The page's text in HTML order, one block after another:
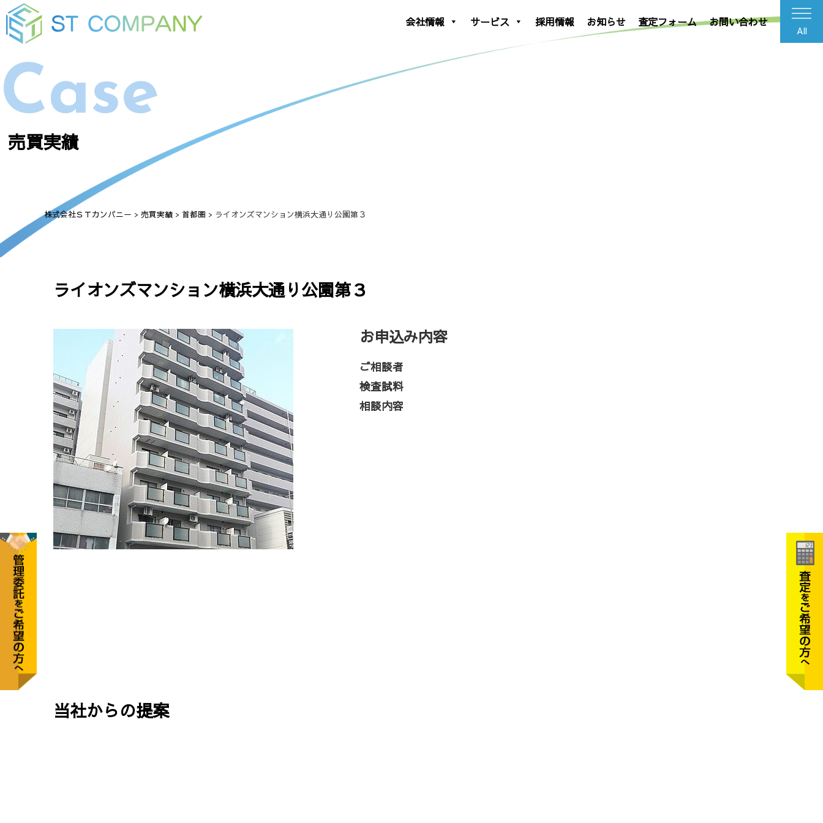
会社情報 サービス 採用情報 お知らせ 査定フォーム お問い合わせ
All
Case
売買実績
株式会社ＳＴカンパニー > 売買実績 > 首都圏 > ライオンズマンション横浜大通り公園第３
ライオンズマンション横浜大通り公園第３
お申込み内容
ご相談者
検査試料
相談内容
当社からの提案